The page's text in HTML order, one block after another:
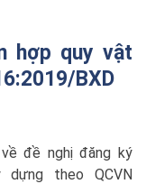
hợp quy vật
BXD
đề nghị đăng ký
theo QCVN